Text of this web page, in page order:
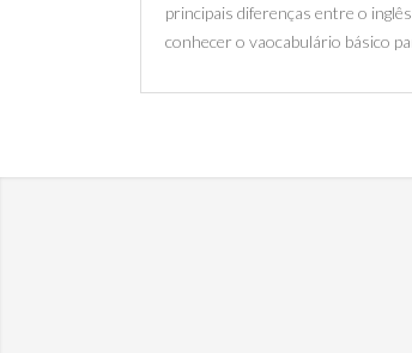
principais diferenças entre o
conhecer o vaocabulário básico